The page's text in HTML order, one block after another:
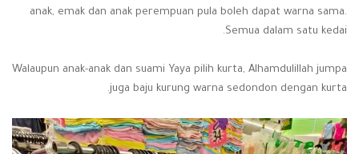
anak, emak dan anak perempuan pula boleh dapat warna sama.
Semua dalam satu kedai.
Walaupun anak-anak dan suami Yaya pilih kurta, Alhamdulillah jumpa
juga baju kurung warna sedondon dengan kurta.